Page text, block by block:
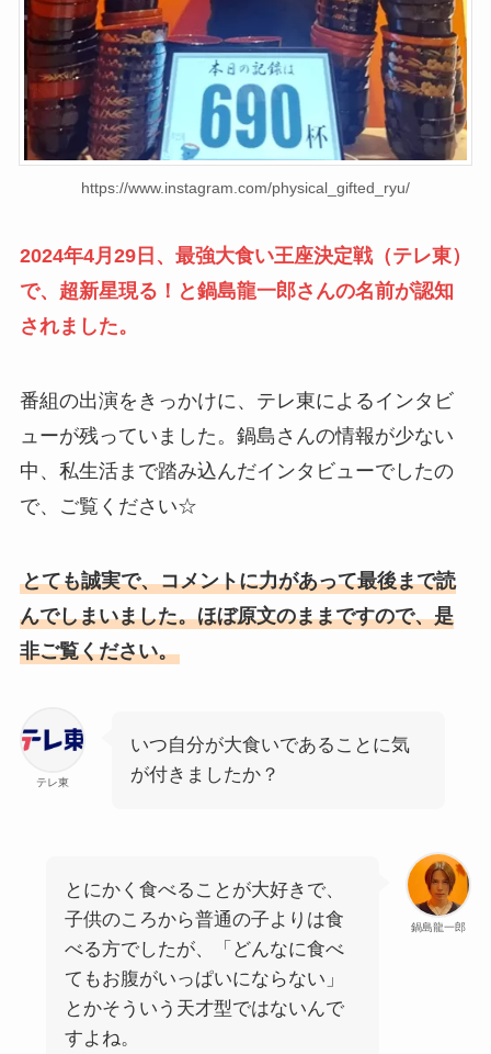
https://www.instagram.com/physical_gifted_ryu/
2024年4月29日、最強大食い王座決定戦（テレ東）
で、超新星現る！と鍋島龍一郎さんの名前が認知
されました。
番組の出演をきっかけに、テレ東によるインタビ
ューが残っていました。鍋島さんの情報が少ない
中、私生活まで踏み込んだインタビューでしたの
で、ご覧ください☆
とても誠実で、コメントに力があって最後まで読
んでしまいました。ほぼ原文のままですので、是
非ご覧ください。
テレ東
いつ自分が大食いであることに気
が付きましたか？
鍋島龍一郎
とにかく食べることが大好きで、
子供のころから普通の子よりは食
べる方でしたが、「どんなに食べ
てもお腹がいっぱいにならない」
とかそういう天才型ではないんで
すよね。